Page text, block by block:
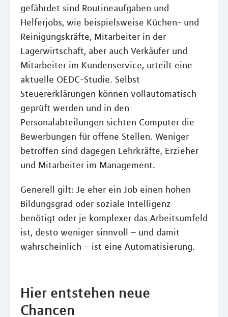
gefährdet sind Routineaufgaben und
Helferjobs, wie beispielsweise Küchen- und
Reinigungskräfte, Mitarbeiter in der
Lagerwirtschaft, aber auch Verkäufer und
Mitarbeiter im Kundenservice, urteilt eine
aktuelle OEDC-Studie. Selbst
Steuererklärungen können vollautomatisch
geprüft werden und in den
Personalabteilungen sichten Computer die
Bewerbungen für offene Stellen. Weniger
betroffen sind dagegen Lehrkräfte, Erzieher
und Mitarbeiter im Management.
Generell gilt: Je eher ein Job einen hohen
Bildungsgrad oder soziale Intelligenz
benötigt oder je komplexer das Arbeitsumfeld
ist, desto weniger sinnvoll – und damit
wahrscheinlich – ist eine Automatisierung.
Hier entstehen neue
Chancen